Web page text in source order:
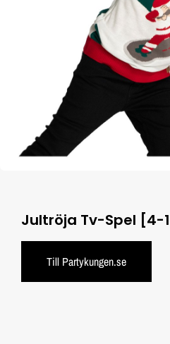
Jultröja Tv-Spel [4-
Till Partykungen.se